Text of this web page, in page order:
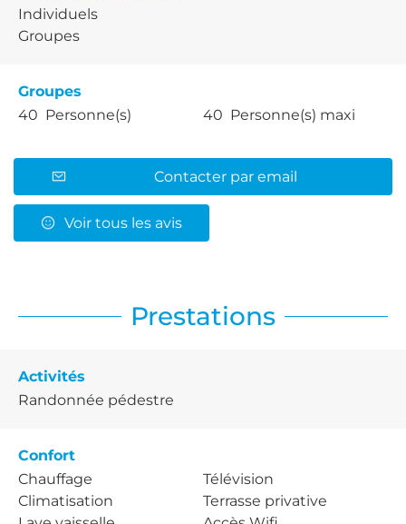
Individuels
Groupes
Groupes
40 Personne(s)
40 Personne(s) maxi
Contacter par email
Voir tous les avis
Prestations
Activités
Randonnée pédestre
Confort
Chauffage
Climatisation
Télévision
Terrasse privative